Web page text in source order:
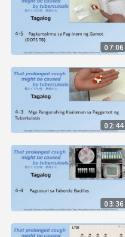
07:06
02:44
03:36